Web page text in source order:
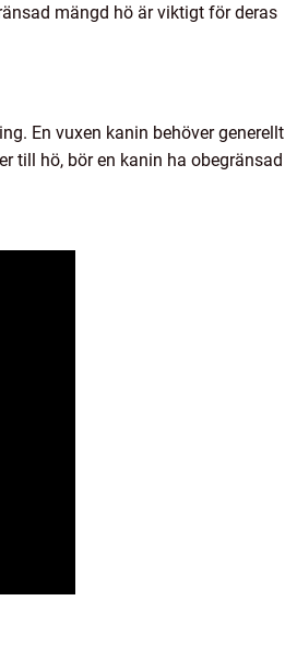
mängd hö är viktigt för deras
En vuxen kanin behöver generellt
till hö, bör en kanin ha obegränsad